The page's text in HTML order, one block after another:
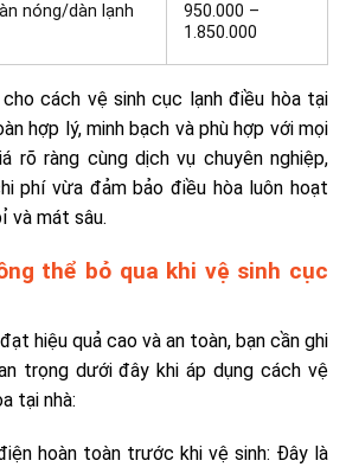
nóng/dàn lạnh
950.000 –
1.850.000
cách vệ sinh cục lạnh điều hòa tại
hợp lý, minh bạch và phù hợp với mọi
rõ ràng cùng dịch vụ chuyên nghiệp,
phí vừa đảm bảo điều hòa luôn hoạt
và mát sâu.
thể bỏ qua khi vệ sinh cục
hiệu quả cao và an toàn, bạn cần ghi
trọng dưới đây khi áp dụng cách vệ
tại nhà:
hoàn toàn trước khi vệ sinh: Đây là